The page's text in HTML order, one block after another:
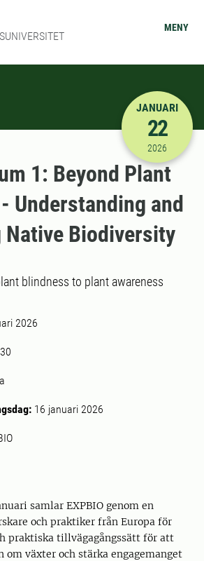
MENY
2026-01-
JANUARI
22
2026
1: Beyond Plant
Understanding and
Biodiversity
blindness to plant awareness
2026
16 januari 2026
samlar EXPBIO genom en
och praktiker från Europa för
praktiska tillvägagångssätt för att
om växter och stärka engagemanget